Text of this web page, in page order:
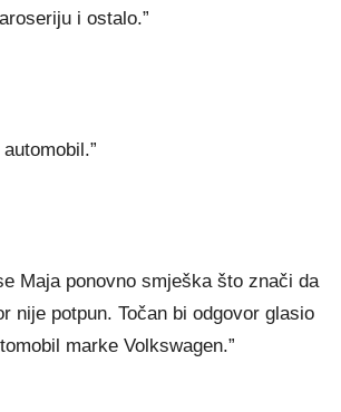
i ostalo.”
Maja ponovno smješka što znači da
nije potpun. Točan bi odgovor glasio
marke Volkswagen.”